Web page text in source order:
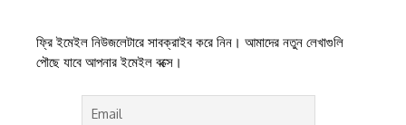
ফ্রি ইমেইল নিউজলেটারে সাবক্রাইব করে নিন। আমাদের নতুন লেখাগুলি
পৌছে যাবে আপনার ইমেইল বক্সে।